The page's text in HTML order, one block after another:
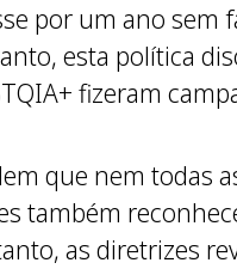
por um ano sem
esta política
fizeram
que nem todas
também
as diretrizes